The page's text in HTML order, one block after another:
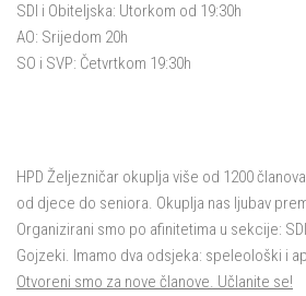
SDI i Obiteljska: Utorkom od 19:30h
AO: Srijedom 20h
SO i SVP: Četvrtkom 19:30h
HPD Željezničar okuplja više od 1200
od djece do seniora. Okuplja nas ljubav
Organizirani smo po afinitetima u sekcije:
Gojzeki. Imamo dva odsjeka: speleološki i
Otvoreni smo za nove članove. Učlanite se!